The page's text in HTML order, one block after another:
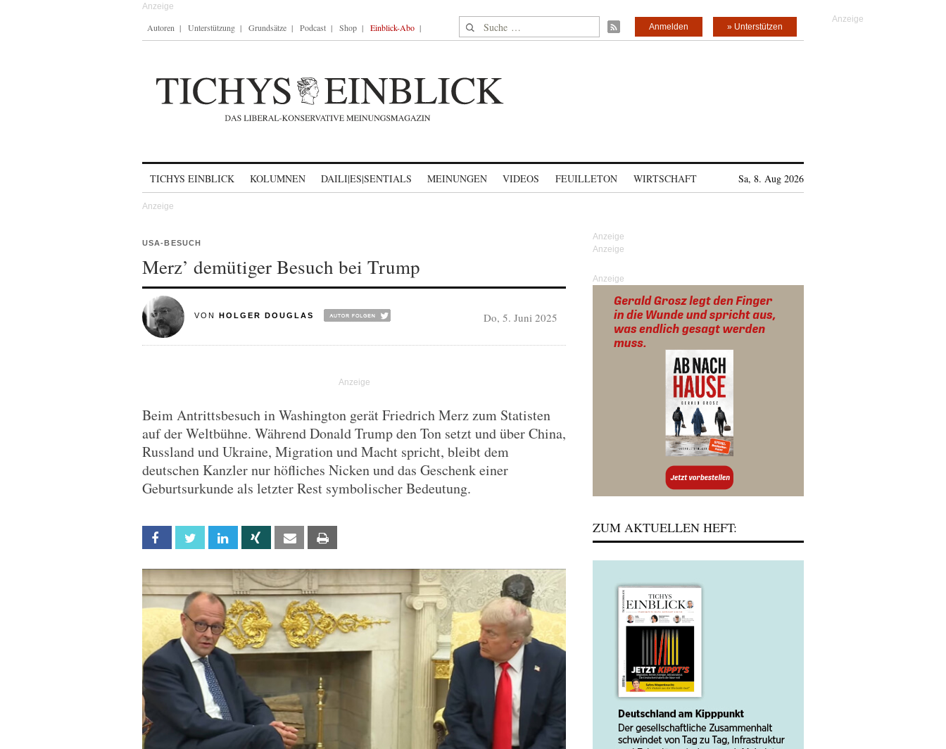
Autoren Unterstützung Grundsätze Podcast Shop Einblick-Abo Suche nach: » Unterstützen
Anmelden
TICHYS EINBLICK KOLUMNEN DAILI|ES|SENTIALS MEINUNGEN VIDEOS FEUILLETON WIRTSCHAFT Sa, 8. Aug 2026
USA-BESUCH
Merz’ demütiger Besuch bei Trump
VON HOLGER DOUGLAS Do, 5. Juni 2025
Beim Antrittsbesuch in Washington gerät Friedrich Merz zum Statisten
auf der Weltbühne. Während Donald Trump den Ton setzt und über China,
Russland und Ukraine, Migration und Macht spricht, bleibt dem
deutschen Kanzler nur höfliches Nicken und das Geschenk einer
Geburtsurkunde als letzter Rest symbolischer Bedeutung.
Facebook Twitter Linkedin Xing Email
Anzeige
ZUM AKTUELLEN HEFT: